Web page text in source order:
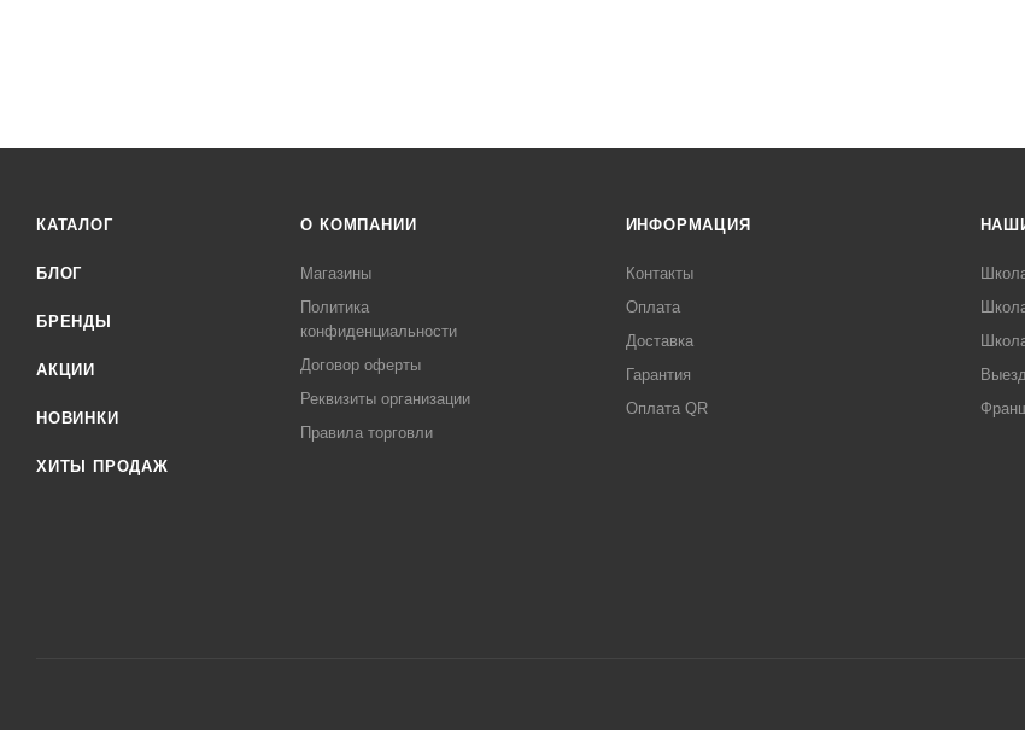
КАТАЛОГ
БЛОГ
БРЕНДЫ
АКЦИИ
НОВИНКИ
ХИТЫ ПРОДАЖ
О КОМПАНИИ
Магазины
Политика
конфиденциальности
Договор оферты
Реквизиты организации
Правила торговли
ИНФОРМАЦИЯ
Контакты
Оплата
Доставка
Гарантия
Оплата QR